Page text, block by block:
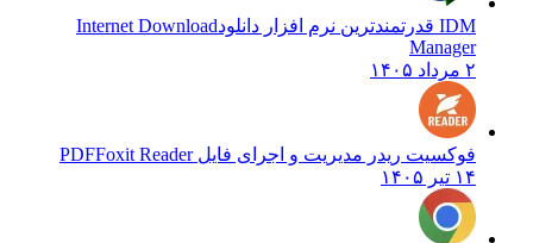
IDM قدرتمندترین نرم افزار دانلود
Internet Download
Manager
۲ مرداد ۱۴۰۵
فوکسیت ریدر مدیریت و اجرای فایل PDFFoxit Reader
۱۴ تیر ۱۴۰۵